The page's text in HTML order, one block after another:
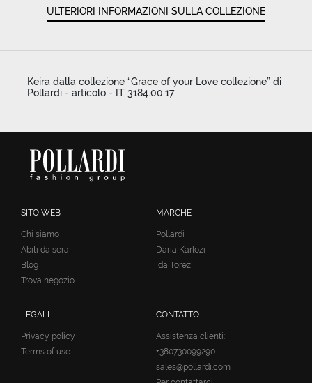
ULTERIORI INFORMAZIONI SULLA COLLEZIONE
Keira dalla collezione “Grace of your Love collezione” di
Pollardi - articolo - IT 3184.00.17
SITO WEB
Chi siamo
Abiti da sera
Blog
Trova negozio
MARCHE
Pollardi
Daria Karlozi
Ida Torez
LEGALI
Privacy policy
Terms of use
CONTATTO
Assistenza clienti:
+380730099290
sales@pollardi.com